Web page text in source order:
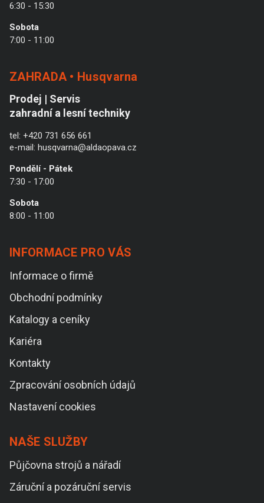
6:30 - 15:30
Sobota
7:00 - 11:00
ZAHRADA • Husqvarna
Prodej | Servis
zahradní a lesní techniky
tel: +420 731 656 661
e-mail: husqvarna@aldaopava.cz
Pondělí - Pátek
7:30 - 17:00
Sobota
8:00 - 11:00
INFORMACE PRO VÁS
Informace o firmě
Obchodní podmínky
Katalogy a ceníky
Kariéra
Kontakty
Zpracování osobních údajů
Nastavení cookies
NAŠE SLUŽBY
Půjčovna strojů a nářadí
Záruční a pozáruční servis